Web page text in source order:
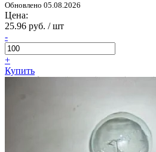
Обновлено 05.08.2026
Цена:
25.96 руб. / шт
-
+
Купить